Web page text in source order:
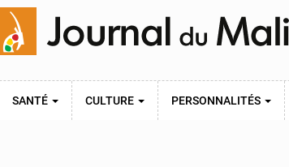
SANTÉ CULTURE PERSONNALITÉS